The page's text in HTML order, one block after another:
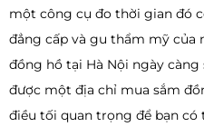
một công cụ đo thời gian đó
đẳng cấp và gu thẩm mỹ của
đồng hồ tại Hà Nội ngày
được một địa chỉ mua sắm
điều tối quan trọng để bạn có